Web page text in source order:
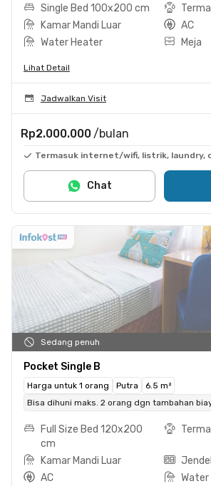
Single Bed 100x200 cm
Kamar Mandi Luar
AC
Water Heater
Meja
Lihat Detail
Jadwalkan Visit
Rp2.000.000 /bulan
Termasuk internet/wifi, listrik, laundry,
Chat
Sedang penuh
Pocket Single B
Harga untuk 1 orang Putra
6.5 m²
Bisa dihuni maks. 2 orang dgn tambahan
Full Size Bed 120x200
cm
Kamar Mandi Luar
AC